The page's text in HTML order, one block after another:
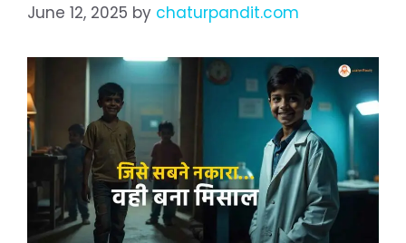
June 12, 2025 by chaturpandit.com